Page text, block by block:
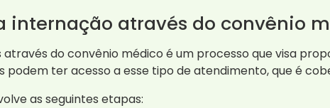
internação através do convênio
do convênio médico é um processo que visa
podem ter acesso a esse tipo de atendimento, que é
as seguintes etapas: